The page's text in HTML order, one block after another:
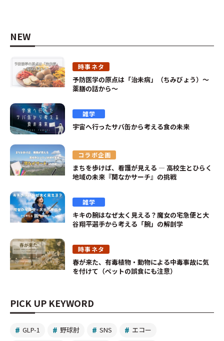
NEW
時事ネタ
予防医学の原点は「治未病」（ちみびょう）～
薬膳の話から～
雑学
宇宙へ行ったサバ缶から考える食の未来
コラボ企画
まちを歩けば、看護が見える ― 高校生とひらく
地域の未来『関なかサーチ』の挑戦
雑学
キキの腕はなぜ太く見える？魔女の宅急便と大
谷翔平選手から考える「腕」の解剖学
時事ネタ
春が来た、有毒植物・動物による中毒事故に気
を付けて（ペットの誤食にも注意）
PICK UP KEYWORD
GLP-1 野球肘 SNS
エコー